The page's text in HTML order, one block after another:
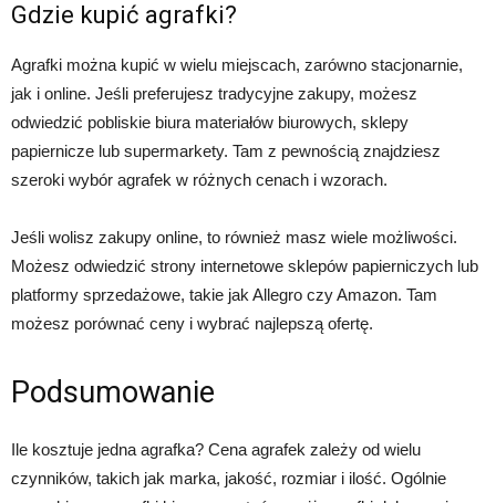
Gdzie kupić agrafki?
Agrafki można kupić w wielu miejscach, zarówno stacjonarnie,
jak i online. Jeśli preferujesz tradycyjne zakupy, możesz
odwiedzić pobliskie biura materiałów biurowych, sklepy
papiernicze lub supermarkety. Tam z pewnością znajdziesz
szeroki wybór agrafek w różnych cenach i wzorach.
Jeśli wolisz zakupy online, to również masz wiele możliwości.
Możesz odwiedzić strony internetowe sklepów papierniczych lub
platformy sprzedażowe, takie jak Allegro czy Amazon. Tam
możesz porównać ceny i wybrać najlepszą ofertę.
Podsumowanie
Ile kosztuje jedna agrafka? Cena agrafek zależy od wielu
czynników, takich jak marka, jakość, rozmiar i ilość. Ogólnie